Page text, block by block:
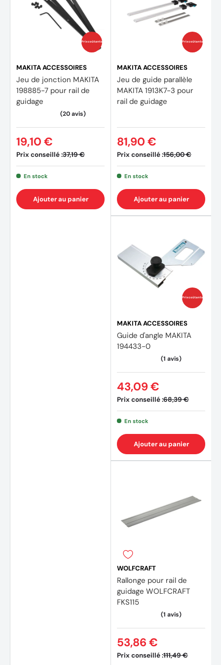
circulaires électriques pour la découpe et la mise à
longueur des vantaux de portes et des plans de travail de
cuisine, ainsi que pour tous les travaux nécessitant un
haut niveau de guidage et de sécurité
Prix coûtants
MAKITA ACCESSOIRES
Jeu de jonction MAKITA
198885-7 pour rail de
guidage
Prix conseillé :37,19 €
19,10 €
En stock
Ajouter au panier
Prix coûtants
MAKITA ACCESSOIRES
Jeu de guide parallèle
MAKITA 1913K7-3 pour
rail de guidage
Prix conseillé :156,00 €
81,90 €
En stock
Ajouter au panier
Prix coûtants
MAKITA ACCESSOIRES
Guide d'angle MAKITA
194433-0
Prix conseillé :68,39 €
43,09 €
En stock
Ajouter au panier
WOLFCRAFT
Rallonge pour rail de
guidage WOLFCRAFT
FKS115
Prix conseillé :111,49 €
53,86 €